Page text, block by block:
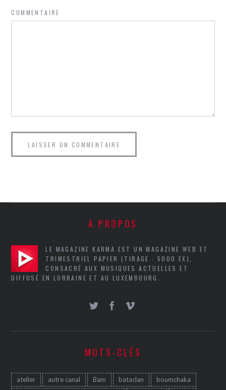
COMMENTAIRE
A PROPOS
LE MAGAZINE KARMA EST UN MAGAZINE WEB ET
TRIMESTRIEL PAPIER (TIRAGE : 5000 EX),
CONSACRÉ AUX MUSIQUES ACTUELLES ET
DIFFUSÉ EN LORRAINE ET AU LUXEMBOURG.
MOTS-CLÉS
atelier autre canal Bam bataclan
boumchaka